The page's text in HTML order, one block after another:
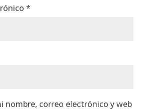
*
nombre, correo electrónico y web